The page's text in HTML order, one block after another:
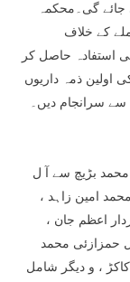
گی۔محکمہ
کے خلاف
استفادہ حاصل کر
اولین ذمہ داریوں
سرانجام دیں۔
ولی محمد بڑیچ سے آ ل
امین زاہد ،
اعظم جان ،
حمزازئی محمد
، و دیگر شامل